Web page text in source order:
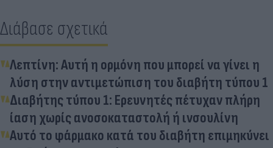
Διάβασε σχετικά
Λεπτίνη: Αυτή η ορμόνη που μπορεί να γίνει η
λύση στην αντιμετώπιση του διαβήτη τύπου 1
Διαβήτης τύπου 1: Ερευνητές πέτυχαν πλήρη
ίαση χωρίς ανοσοκαταστολή ή ινσουλίνη
Αυτό το φάρμακο κατά του διαβήτη επιμηκύνει